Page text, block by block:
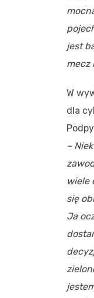
jest
mecz
W
dla
–
wiele
się
Ja